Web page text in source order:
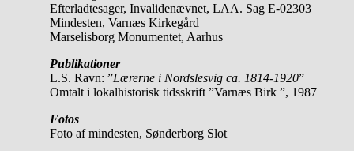
Efterladtesager, Invalidenævnet, LAA. Sag E-02303
Mindesten, Varnæs Kirkegård
Marselisborg Monumentet, Aarhus
Publikationer
L.S. Ravn: ”Lærerne i Nordslesvig ca. 1814-1920”
Omtalt i lokalhistorisk tidsskrift ”Varnæs Birk ”, 1987
Fotos
Foto af mindesten, Sønderborg Slot